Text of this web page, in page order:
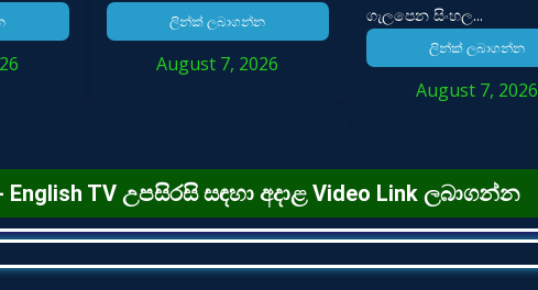
ලින්ක් ලබාගන්න
August 7, 2026
ගැලපෙන සිංහල...
ලින්ක් ලබාගන්න
August 7, 2026
TV උපසිරසි සඳහා අදාළ Video Link ලබාගන්න